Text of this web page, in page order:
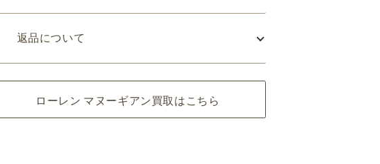
返品について
ローレン マヌーギアン買取はこちら